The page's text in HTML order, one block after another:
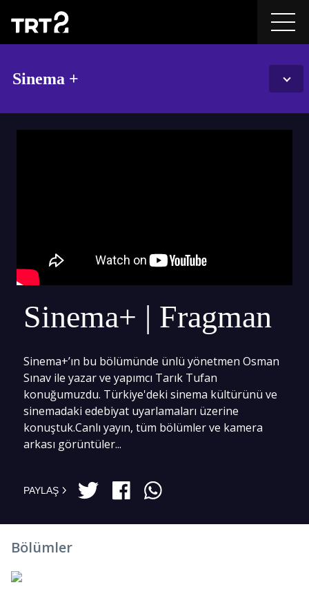
Sinema +
Sinema+ | Fragman
Sinema+’ın bu bölümünde ünlü yönetmen Osman
Sınav ile yazar ve yapımcı Tarık Tufan
konuğumuzdu. Türkiye'deki sinema kültürünü ve
sinemadaki edebiyat uyarlamaları üzerine
konuştuk.Canlı yayın, tüm bölümler ve kamera
arkası görüntüler...
PAYLAŞ
Bölümler